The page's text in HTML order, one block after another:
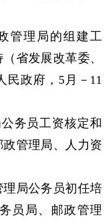
理局的组建工
省发展改革委、
民政府，5月－11
务员工资核定和
管理局、人力资
局公务员初任培
员局、邮政管理